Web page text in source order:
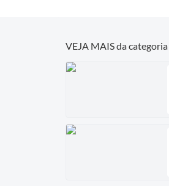
VEJA MAIS da categoria